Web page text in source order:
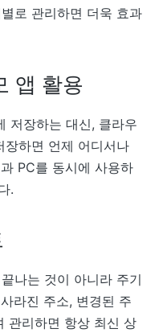
로 관리하면 더욱 효과
앱 활용
저장하는 대신, 클라우
장하면 언제 어디서나
PC를 동시에 사용하
.
나는 것이 아니라 주기
라진 주소, 변경된 주
관리하면 항상 최신 상